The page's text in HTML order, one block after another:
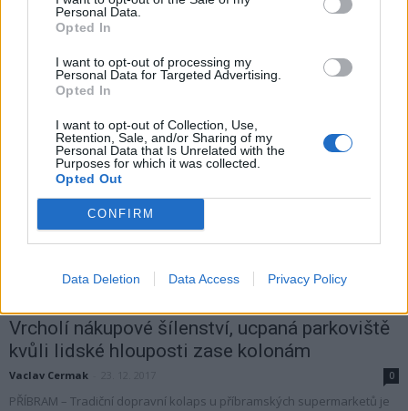
Personal Data.
Opted In
I want to opt-out of processing my
Personal Data for Targeted Advertising.
Opted In
I want to opt-out of Collection, Use,
Retention, Sale, and/or Sharing of my
Personal Data that Is Unrelated with the
Purposes for which it was collected.
Opted Out
CONFIRM
Data Deletion Data Access Privacy Policy
Veronika Bonková - 24. 6. 2018
VRANOVICE – Obec chce zklidnit dopravu na hlavním silničním tahu z
Příbrami do Rožmitálu pomocí radaru měření rychlosti. Problém je v
tom, že ale...
Vrcholí nákupové šílenství, ucpaná parkoviště
kvůli lidské hlouposti zase kolonám
Vaclav Cermak 0
PŘÍBRAM – Tradiční dopravní kolaps u příbramských supermarketů je